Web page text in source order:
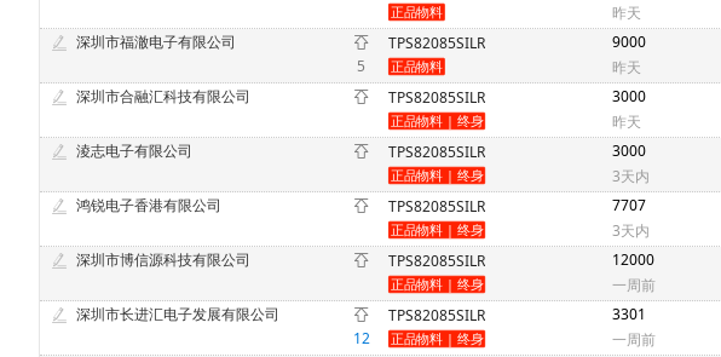
昨天
深圳市福澈电子有限公司
5
TPS82085SILR
9000
昨天
深圳市合融汇科技有限公司 TPS82085SILR
3000
昨天
淩志电子有限公司 TPS82085SILR
3000
3天内
鸿锐电子香港有限公司 TPS82085SILR
7707
3天内
深圳市博信源科技有限公司 TPS82085SILR
12000
一周前
深圳市长进汇电子发展有限公司
12
TPS82085SILR
3301
一周前